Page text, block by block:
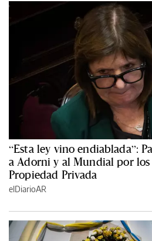
“Esta ley vino endiablada”:
a Adorni y al Mundial por
Propiedad Privada
elDiarioAR